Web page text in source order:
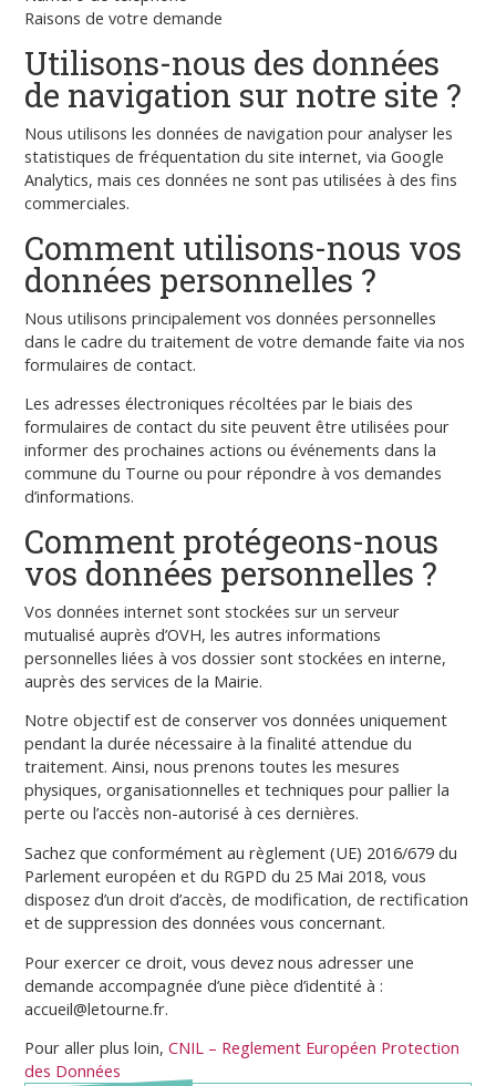
Raisons de votre demande
Utilisons-nous des données
de navigation sur notre site ?
Nous utilisons les données de navigation pour analyser les
statistiques de fréquentation du site internet, via Google
Analytics, mais ces données ne sont pas utilisées à des fins
commerciales.
Comment utilisons-nous vos
données personnelles ?
Nous utilisons principalement vos données personnelles
dans le cadre du traitement de votre demande faite via nos
formulaires de contact.
Les adresses électroniques récoltées par le biais des
formulaires de contact du site peuvent être utilisées pour
informer des prochaines actions ou événements dans la
commune du Tourne ou pour répondre à vos demandes
d’informations.
Comment protégeons-nous
vos données personnelles ?
Vos données internet sont stockées sur un serveur
mutualisé auprès d’OVH, les autres informations
personnelles liées à vos dossier sont stockées en interne,
auprès des services de la Mairie.
Notre objectif est de conserver vos données uniquement
pendant la durée nécessaire à la finalité attendue du
traitement. Ainsi, nous prenons toutes les mesures
physiques, organisationnelles et techniques pour pallier la
perte ou l’accès non-autorisé à ces dernières.
Sachez que conformément au règlement (UE) 2016/679 du
Parlement européen et du RGPD du 25 Mai 2018, vous
disposez d’un droit d’accès, de modification, de rectification
et de suppression des données vous concernant.
Pour exercer ce droit, vous devez nous adresser une
demande accompagnée d’une pièce d’identité à :
accueil@letourne.fr.
Pour aller plus loin,CNIL – Reglement Européen Protection
des Données